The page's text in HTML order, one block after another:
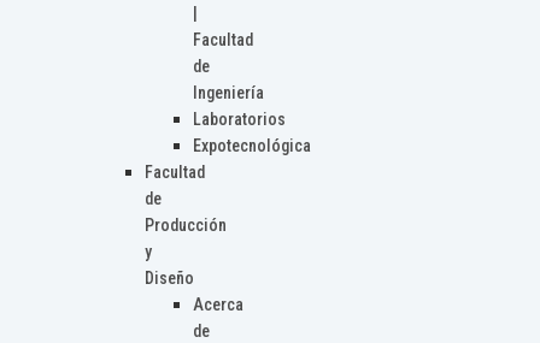
Facultad
de
Ingeniería
Laboratorios
Expotecnológica
Facultad
de
Producción
y
Diseño
Acerca
de